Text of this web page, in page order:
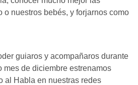
o nuestros bebés, y forjarnos como
guiaros y acompañaros durante
mes de diciembre estrenamos
al Habla en nuestras redes